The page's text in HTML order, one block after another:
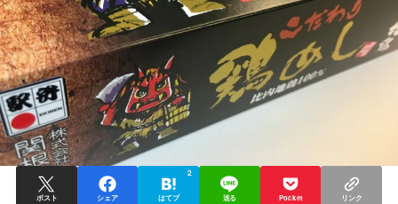
ポスト シェア はてブ
2
送る Pocket リンク